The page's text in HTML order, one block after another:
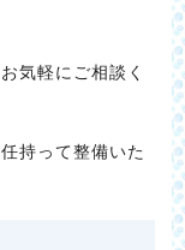
気軽にご相談く
持って整備いた